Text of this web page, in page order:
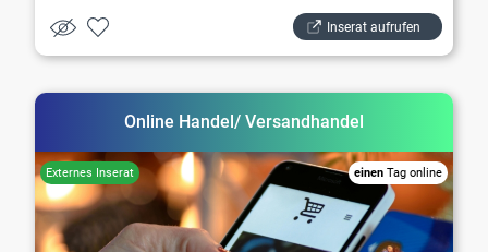
Inserat aufrufen
Online Handel/ Versandhandel
einen Tag online